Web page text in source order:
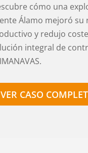
cómo una
Álamo mejoró
y redujo
integral de
VER CASO